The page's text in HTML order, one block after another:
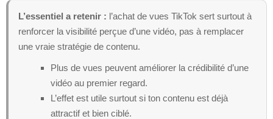
L’essentiel a retenir : l’achat de vues TikTok sert surtout à
renforcer la visibilité perçue d’une vidéo, pas à remplacer
une vraie stratégie de contenu.
Plus de vues peuvent améliorer la crédibilité d’une
vidéo au premier regard.
L’effet est utile surtout si ton contenu est déjà
attractif et bien ciblé.